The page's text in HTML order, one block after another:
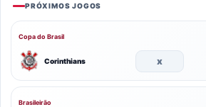
PRÓXIMOS JOGOS
Copa do Brasil
Corinthians x
Brasileirão